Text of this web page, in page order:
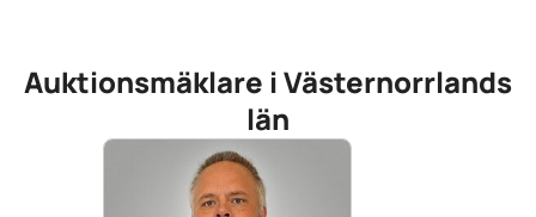
Auktionsmäklare i Västernorrlands
län